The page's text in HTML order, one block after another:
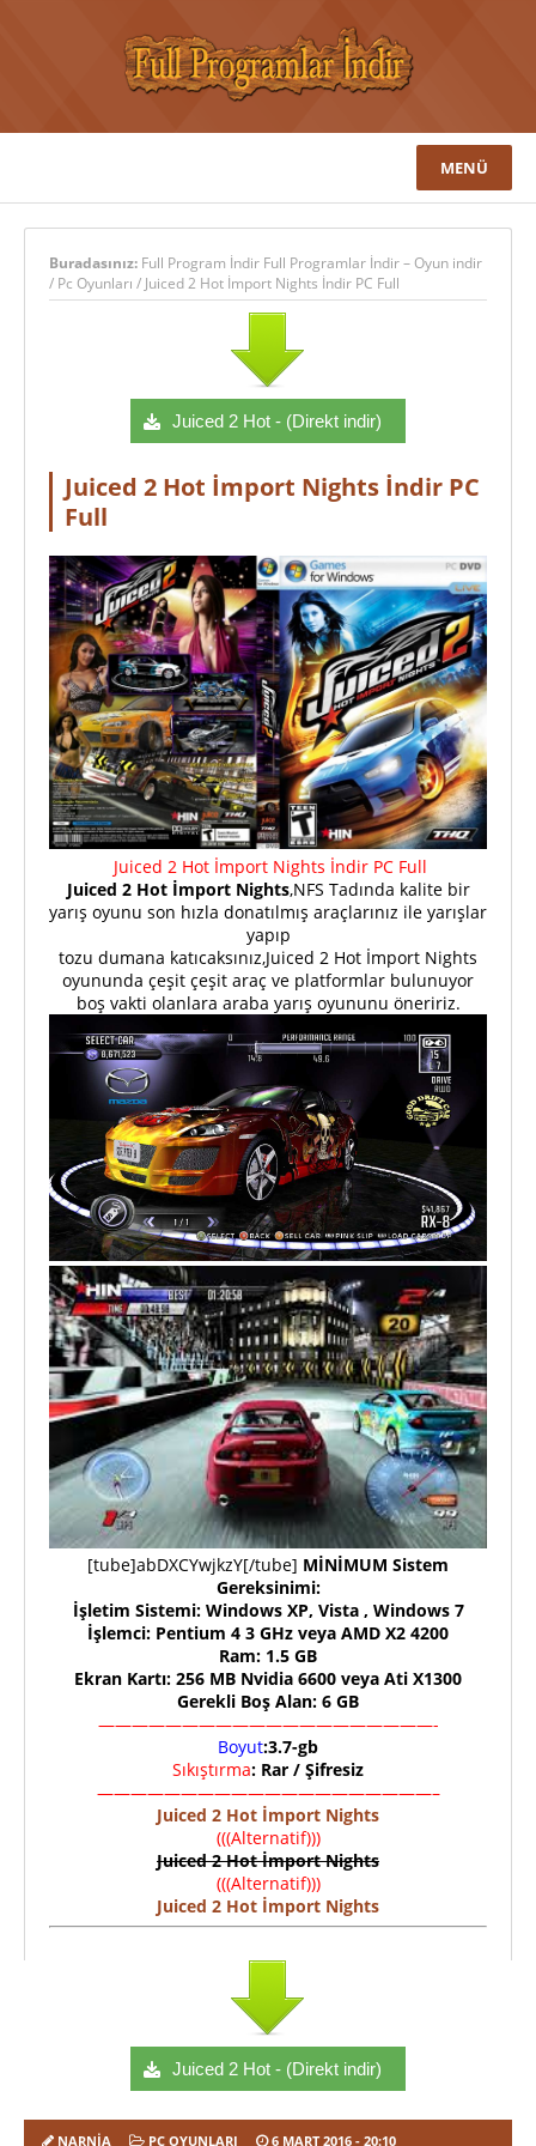
MENÜ
Buradasınız: Full Program İndir Full Programlar İndir – Oyun indir
/ Pc Oyunları / Juiced 2 Hot İmport Nights İndir PC Full
Juiced 2 Hot - (Direkt indir)
Juiced 2 Hot İmport Nights İndir PC
Full
Juiced 2 Hot İmport Nights İndir PC Full
Juiced 2 Hot İmport Nights,NFS Tadında kalite bir
yarış oyunu son hızla donatılmış araçlarınız ile yarışlar
yapıp
tozu dumana katıcaksınız,Juiced 2 Hot İmport Nights
oyununda çeşit çeşit araç ve platformlar bulunuyor
boş vakti olanlara araba yarış oyununu öneririz.
[tube]abDXCYwjkzY[/tube] MİNİMUM Sistem
Gereksinimi:
İşletim Sistemi: Windows XP, Vista , Windows 7
İşlemci: Pentium 4 3 GHz veya AMD X2 4200
Ram: 1.5 GB
Ekran Kartı: 256 MB Nvidia 6600 veya Ati X1300
Gerekli Boş Alan: 6 GB
————————————————————-
Boyut:3.7-gb
Sıkıştırma: Rar / Şifresiz
————————————————————–
Juiced 2 Hot İmport Nights
(((Alternatif)))
Juiced 2 Hot İmport Nights
(((Alternatif)))
Juiced 2 Hot İmport Nights
Juiced 2 Hot - (Direkt indir)
NARNIA PC OYUNLARI 6 MART 2016 - 20:10